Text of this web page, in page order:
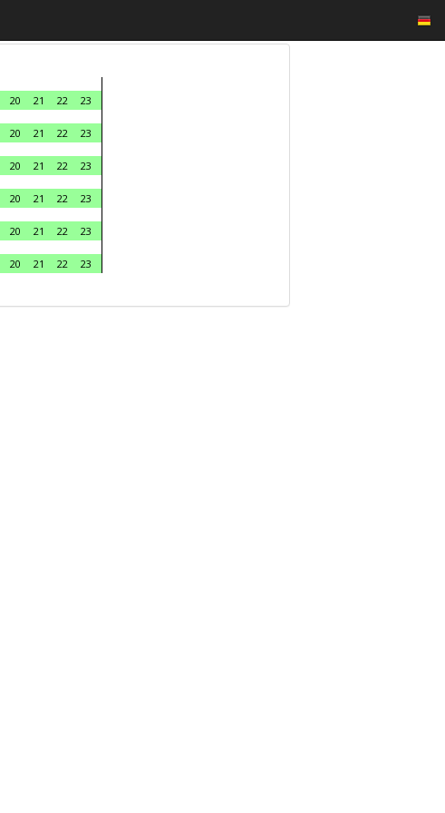
20 21 22
23
20 21 22
23
20 21 22
23
20 21 22
23
20 21 22
23
20 21 22
23